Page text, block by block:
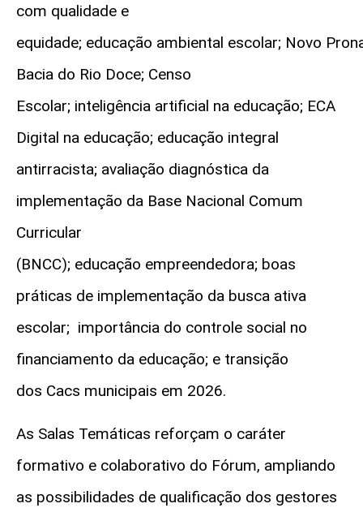
com qualidade e
equidade; educação ambiental escolar; Novo
Bacia do Rio Doce; Censo
Escolar; inteligência artificial na educação; ECA
Digital na educação; educação integral
antirracista; avaliação diagnóstica da
implementação da Base Nacional Comum
Curricular
(BNCC); educação empreendedora; boas
práticas de implementação da busca ativa
escolar; importância do controle social no
financiamento da educação; e transição
dos Cacs municipais em 2026.
As Salas Temáticas reforçam o caráter
formativo e colaborativo do Fórum, ampliando
as possibilidades de qualificação dos gestores